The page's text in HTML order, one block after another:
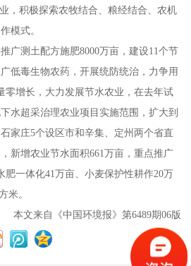
，积极探索农牧结合、粮经结合、农机
模式。
广测土配方施肥8000万亩，建设11个节
低毒生物农药，开展统防统治，力争用
零增长，大力发展节水农业，在去年试
水超采治理农业项目实施范围，扩大到
家庄5个设区市和辛集、定州两个省直
新增农业节水面积661万亩，重点推广
肥一体化41万亩、小麦保护性耕作20万
米。
本文来自《中国环境报》第6489期06版